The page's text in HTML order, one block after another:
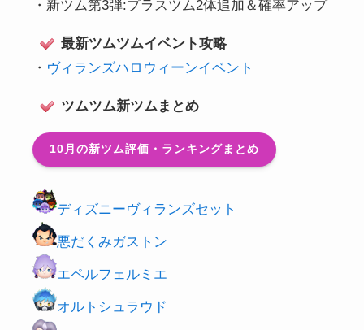
・ 新ツム第3弾:プラスツム2体追加＆確率アップ
最新ツムツムイベント攻略
・ ヴィランズハロウィーンイベント
ツムツム新ツムまとめ
10月の新ツム評価・ランキングまとめ
ディズニーヴィランズセット
悪だくみガストン
エペルフェルミエ
オルトシュラウド